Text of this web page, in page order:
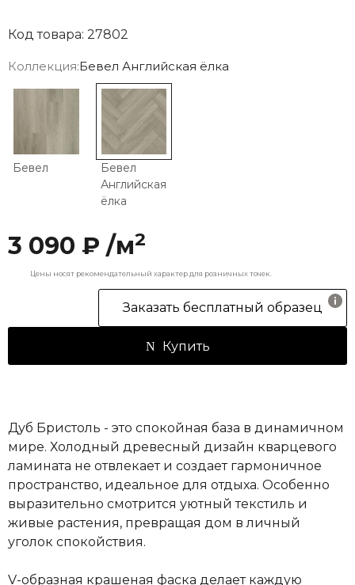
Код товара: 27802
Коллекция:Бевел Английская ёлка
Бевел
Бевел
Английская
ёлка
3 090 ₽ /м2
Цены носят рекомендательный характер для розничных точек.
Заказать бесплатный образец
Купить
Дуб Бристоль - это спокойная база в динамичном
мире. Холодный древесный дизайн кварцевого
ламината не отвлекает и создает гармоничное
пространство, идеальное для отдыха. Особенно
выразительно смотрится уютный текстиль и
живые растения, превращая дом в личный
уголок спокойствия.
V-образная крашеная фаска делает каждую